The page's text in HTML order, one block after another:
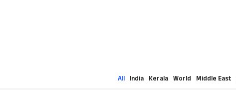
All India Kerala World Middle East